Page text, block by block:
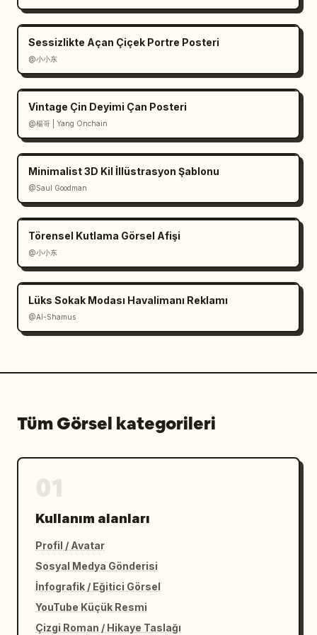
Ana başlık ve kalp motifleri için
red-orange rengini kullanın ve genel
atmosferi
cheerful adventurous yapın.
Sessizlikte Açan Çiçek Portre Posteri
@小小东
Vintage Çin Deyimi Çan Posteri
@楊哥 | Yang Onchain
Minimalist 3D Kil İllüstrasyon Şablonu
@Saul Goodman
Törensel Kutlama Görsel Afişi
@小小东
Lüks Sokak Modası Havalimanı Reklamı
@Al-Shamus
Tüm Görsel kategorileri
Kullanım alanları
Profil / Avatar
Sosyal Medya Gönderisi
İnfografik / Eğitici Görsel
YouTube Küçük Resmi
Çizgi Roman / Hikaye Taslağı